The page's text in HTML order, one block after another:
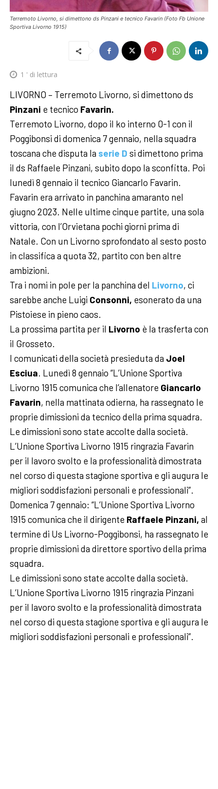
Terremoto Livorno, si dimettono ds Pinzani e tecnico Favarin (Foto Fb Unione
Sportiva Livorno 1915)
1 ' di lettura
LIVORNO – Terremoto Livorno, si dimettono ds
Pinzani e tecnico Favarin.
Terremoto Livorno, dopo il ko interno 0-1 con il
Poggibonsi di domenica 7 gennaio, nella squadra
toscana che disputa la serie D si dimettono prima
il ds Raffaele Pinzani, subito dopo la sconfitta. Poi
lunedì 8 gennaio il tecnico Giancarlo Favarin.
Favarin era arrivato in panchina amaranto nel
giugno 2023. Nelle ultime cinque partite, una sola
vittoria, con l’Orvietana pochi giorni prima di
Natale. Con un Livorno sprofondato al sesto posto
in classifica a quota 32, partito con ben altre
ambizioni.
Tra i nomi in pole per la panchina del Livorno, ci
sarebbe anche Luigi Consonni, esonerato da una
Pistoiese in pieno caos.
La prossima partita per il Livorno è la trasferta con
il Grosseto.
I comunicati della società presieduta da Joel
Esciua. Lunedì 8 gennaio “L’Unione Sportiva
Livorno 1915 comunica che l’allenatore Giancarlo
Favarin, nella mattinata odierna, ha rassegnato le
proprie dimissioni da tecnico della prima squadra.
Le dimissioni sono state accolte dalla società.
L’Unione Sportiva Livorno 1915 ringrazia Favarin
per il lavoro svolto e la professionalità dimostrata
nel corso di questa stagione sportiva e gli augura le
migliori soddisfazioni personali e professionali”.
Domenica 7 gennaio: “L’Unione Sportiva Livorno
1915 comunica che il dirigente Raffaele Pinzani, al
termine di Us Livorno-Poggibonsi, ha rassegnato le
proprie dimissioni da direttore sportivo della prima
squadra.
Le dimissioni sono state accolte dalla società.
L’Unione Sportiva Livorno 1915 ringrazia Pinzani
per il lavoro svolto e la professionalità dimostrata
nel corso di questa stagione sportiva e gli augura le
migliori soddisfazioni personali e professionali”.